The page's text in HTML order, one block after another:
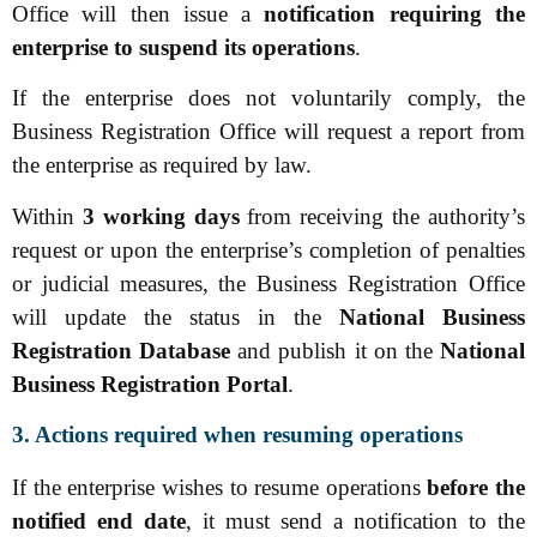
Office will then issue anotification requiring the
enterprise to suspend its operations.
If the enterprise does not voluntarily comply, the
Business Registration Office will request a report from
the enterprise as required by law.
Within 3 working daysfrom receiving the authority’s
request or upon the enterprise’s completion of penalties
or judicial measures, the Business Registration Office
will update the status in the National Business
Registration Database and publish it on theNational
Business Registration Portal.
3. Actions required when resuming operations
If the enterprise wishes to resume operationsbefore the
notified end date, it must send a notification to the